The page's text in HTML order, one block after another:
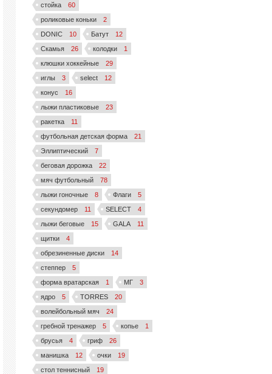
стойка
60
роликовые коньки
2
DONIC
10 Батут
12
Скамья
26 колодки
1
клюшки хоккейные
29
иглы
3 select
12
конус
16
лыжи пластиковые
23
ракетка
11
футбольная детская форма
21
Эллиптический
7
беговая дорожка
22
мяч футбольный
78
лыжи гоночные
8 Флаги
5
секундомер
11 SELECT
4
лыжи беговые
15 GALA
11
щитки
4
обрезиненные диски
14
степпер
5
форма вратарская
1 МГ
3
ядро
5 TORRES
20
волейбольный мяч
24
гребной тренажер
5 копье
1
брусья
4 гриф
26
манишка
12 очки
19
стол теннисный
19